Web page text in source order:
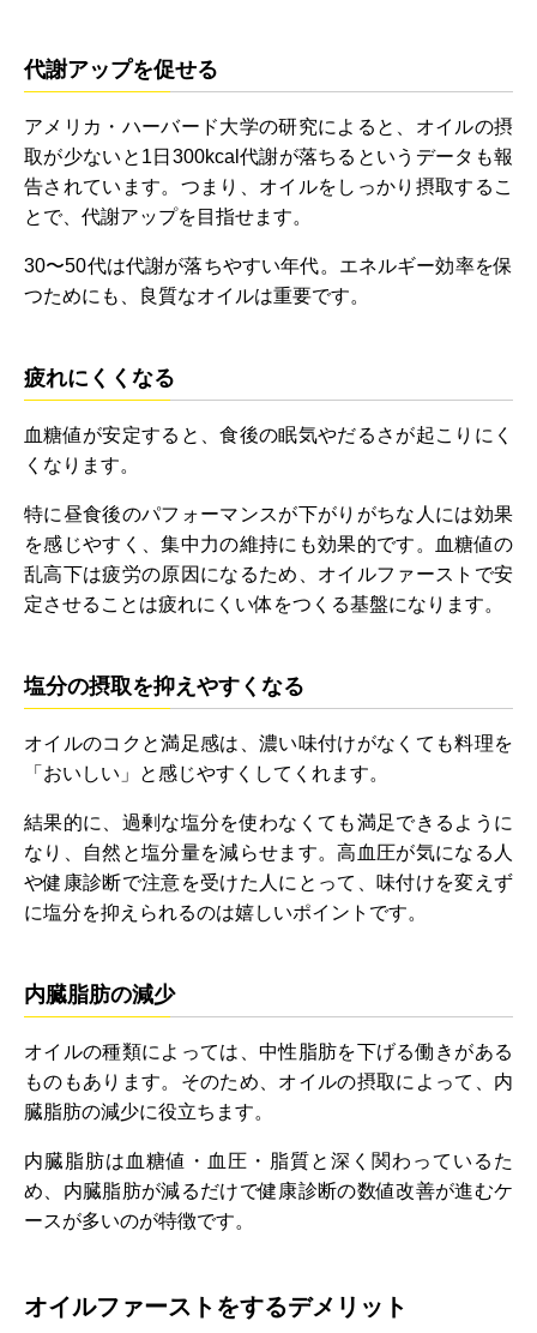
代謝アップを促せる
アメリカ・ハーバード大学の研究によると、オイルの摂
取が少ないと1日300kcal代謝が落ちるというデータも報
告されています。つまり、オイルをしっかり摂取するこ
とで、代謝アップを目指せます。
30〜50代は代謝が落ちやすい年代。エネルギー効率を保
つためにも、良質なオイルは重要です。
疲れにくくなる
血糖値が安定すると、食後の眠気やだるさが起こりにく
くなります。
特に昼食後のパフォーマンスが下がりがちな人には効果
を感じやすく、集中力の維持にも効果的です。血糖値の
乱高下は疲労の原因になるため、オイルファーストで安
定させることは疲れにくい体をつくる基盤になります。
塩分の摂取を抑えやすくなる
オイルのコクと満足感は、濃い味付けがなくても料理を
「おいしい」と感じやすくしてくれます。
結果的に、過剰な塩分を使わなくても満足できるように
なり、自然と塩分量を減らせます。高血圧が気になる人
や健康診断で注意を受けた人にとって、味付けを変えず
に塩分を抑えられるのは嬉しいポイントです。
内臓脂肪の減少
オイルの種類によっては、中性脂肪を下げる働きがある
ものもあります。そのため、オイルの摂取によって、内
臓脂肪の減少に役立ちます。
内臓脂肪は血糖値・血圧・脂質と深く関わっているた
め、内臓脂肪が減るだけで健康診断の数値改善が進むケ
ースが多いのが特徴です。
オイルファーストをするデメリット